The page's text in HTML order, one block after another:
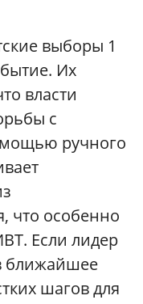
выборы 1
Их
власти
с
ручного
что особенно
Если лидер
ближайшее
шагов для